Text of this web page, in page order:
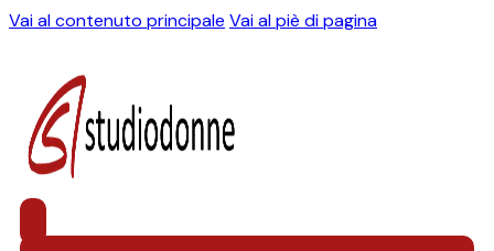
Vai al contenuto principale Vai al piè di pagina